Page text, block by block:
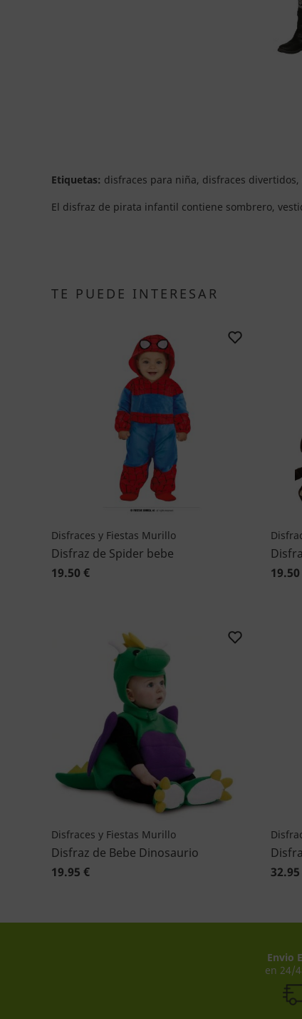
Etiquetas: disfraces para niña, disfraces
El disfraz de pirata infantil contiene sombrero,
TE PUEDE INTERESAR
Disfraces y Fiestas Murillo
Disfraz de Spider bebe
19.50 €
Disfraces y Fiestas Murillo
Disfraz de Bebe Dinosaurio
19.95 €
32.95
Envio
en 24/